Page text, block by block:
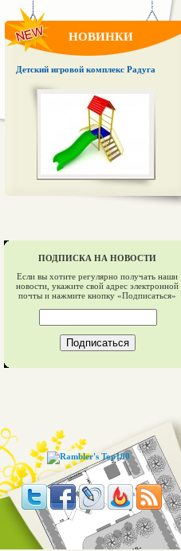
НОВИНКИ
Детский игровой комплекс Радуга
ПОДПИСКА НА НОВОСТИ
Если вы хотите регулярно получать наши
новости, укажите свой адрес электронной
почты и нажмите кнопку «Подписаться»